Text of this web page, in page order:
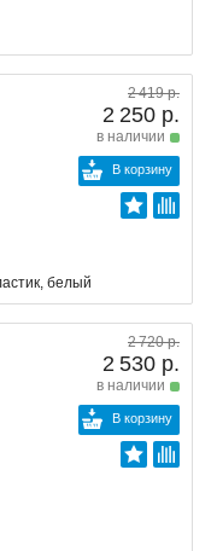
2 419 р.
2 250 р.
в наличии
В корзину
белый
2 720 р.
2 530 р.
в наличии
В корзину